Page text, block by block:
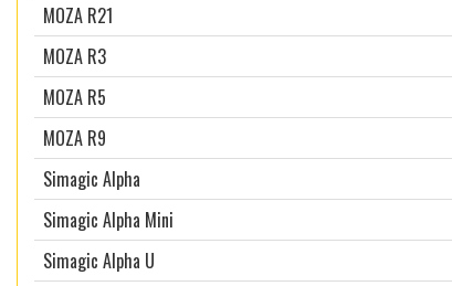
MOZA R21
MOZA R3
MOZA R5
MOZA R9
Simagic Alpha
Simagic Alpha Mini
Simagic Alpha U